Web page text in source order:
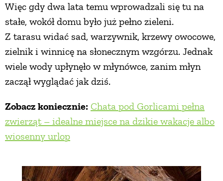
Więc gdy dwa lata temu wprowadzali się tu na
stałe, wokół domu było już pełno zieleni.
Z tarasu widać sad, warzywnik, krzewy owocowe,
zielnik i winnicę na słonecznym wzgórzu. Jednak
wiele wody upłynęło w młynówce, zanim młyn
zaczął wyglądać jak dziś.
Zobacz koniecznie: Chata pod Gorlicami pełna
zwierząt – idealne miejsce na dzikie wakacje albo
wiosenny urlop